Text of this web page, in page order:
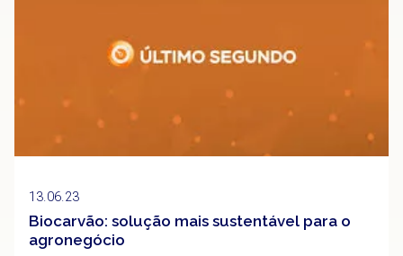
13.06.23
Biocarvão: solução mais sustentável para o
agronegócio